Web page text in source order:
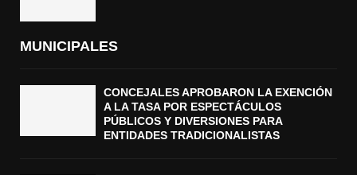
MUNICIPALES
CONCEJALES APROBARON LA EXENCIÓN
A LA TASA POR ESPECTÁCULOS
PÚBLICOS Y DIVERSIONES PARA
ENTIDADES TRADICIONALISTAS